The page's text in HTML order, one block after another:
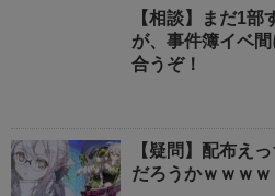
【相談】まだ1
が、事件簿イベ
合うぞ！
【疑問】配布え
だろうかｗｗｗｗ